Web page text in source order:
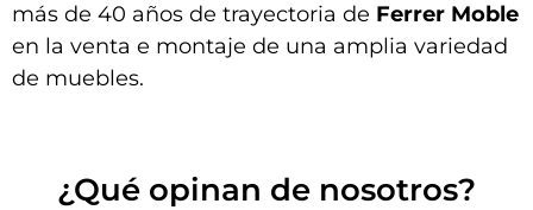
más de 40 años de trayectoria de Ferrer Moble
en la venta e montaje de una amplia variedad
de muebles.
¿Qué opinan de nosotros?